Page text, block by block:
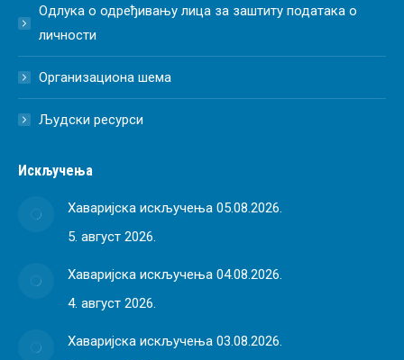
Одлука о одређивању лица за заштиту података о
личности
Организациона шема
Људски ресурси
Искључења
Хаваријска искључења 05.08.2026.
5. август 2026.
Хаваријска искључења 04.08.2026.
4. август 2026.
Хаваријска искључења 03.08.2026.